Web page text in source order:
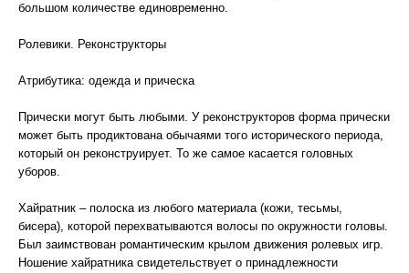
большом количестве единовременно.
Ролевики. Реконструкторы
Атрибутика: одежда и прическа
Прически могут быть любыми. У реконструкторов форма прически
может быть продиктована обычаями того исторического периода,
который он реконструирует. То же самое касается головных
уборов.
Хайратник – полоска из любого материала (кожи, тесьмы,
бисера), которой перехватываются волосы по окружности головы.
Был заимствован романтическим крылом движения ролевых игр.
Ношение хайратника свидетельствует о принадлежности